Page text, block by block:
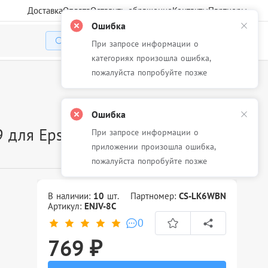
ДоставкаОплатаОставить обращениеКонтактыПартнеры
Избранное Корзина
Epson
В наличии: 10 шт. Партномер:CS-LK6WBN
Артикул: ENJV-8C
0
769 ₽
Ошибка
При запросе информации о
категориях произошла ошибка,
пожалуйста попробуйте позже
Ошибка
При запросе информации о
приложении произошла ошибка,
пожалуйста попробуйте позже